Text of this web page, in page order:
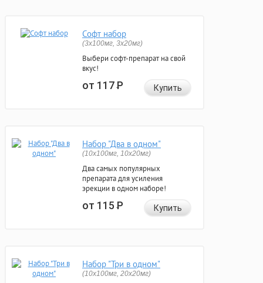
Софт набор
(3x100мг, 3x20мг)
Выбери софт-препарат на свой
вкус!
от 117Р Купить
Набор "Два в одном"
(10x100мг, 10x20мг)
Два самых популярных
препарата для усиления
эрекции в одном наборе!
от 115Р Купить
Набор "Три в одном"
(10x100мг, 20x20мг)